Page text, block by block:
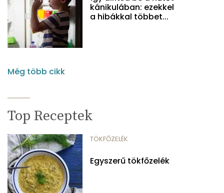
kánikulában: ezekkel
a hibákkal többet...
Még több cikk
Top Receptek
TÖKFŐZELÉK
Egyszerű tökfőzelék